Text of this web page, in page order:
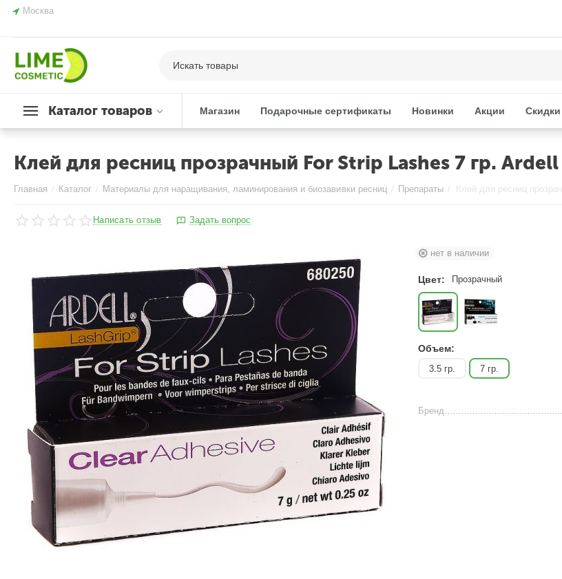
Москва
Каталог товаров Магазин Подарочные сертификаты Новинки Акции Скидки
Клей для ресниц прозрачный For Strip Lashes 7 гр. Ardell
Главная / Каталог / Материалы для наращивания, ламинирования и биозавивки ресниц / Препараты /
Написать отзыв Задать вопрос
нет в наличии
Цвет: Прозрачный
Объем:
3.5 гр. 7 гр.
Бренд